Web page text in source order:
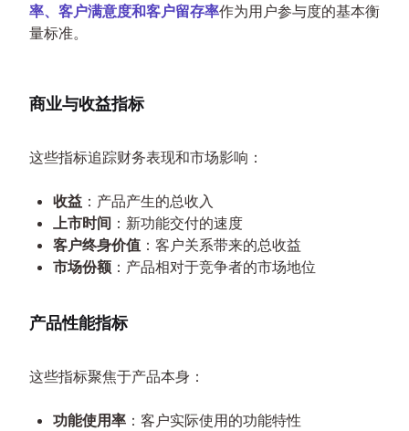
率、客户满意度和客户留存率作为用户参与度的基本衡
量标准。
商业与收益指标
这些指标追踪财务表现和市场影响：
收益 ：产品产生的总收入
上市时间 ：新功能交付的速度
客户终身价值 ：客户关系带来的总收益
市场份额 ：产品相对于竞争者的市场地位
产品性能指标
这些指标聚焦于产品本身：
功能使用率 ：客户实际使用的功能特性